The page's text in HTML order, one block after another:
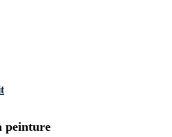
peinture